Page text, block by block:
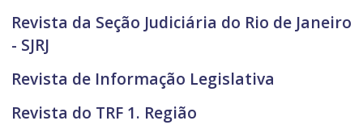
Revista da Seção Judiciária do Rio de Janeiro
- SJRJ
Revista de Informação Legislativa
Revista do TRF 1. Região